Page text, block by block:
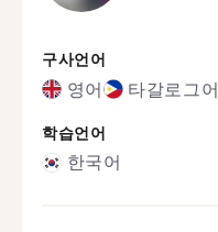
구사언어
영어 타갈로그어
학습언어
한국어